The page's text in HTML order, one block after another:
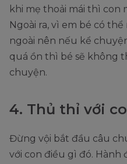
khi mẹ thoải mái thì con
Ngoài ra, vì em bé có
ngoài nên nếu kể
quá ồn thì bé sẽ không
chuyện.
4. Thủ thỉ với
Đừng vội bắt đầu câu
với con điều gì đó.